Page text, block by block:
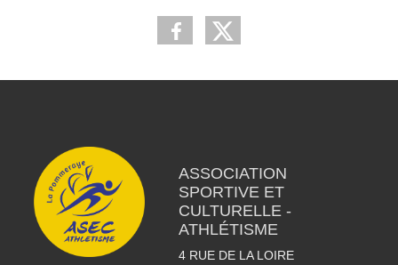
ASSOCIATION
SPORTIVE ET
CULTURELLE -
ATHLÉTISME
4 RUE DE LA LOIRE